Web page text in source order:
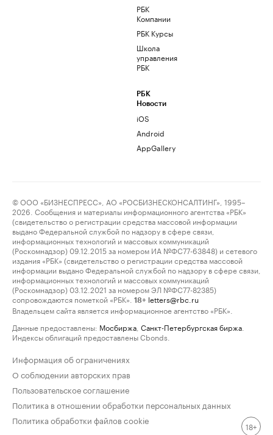
РБК
Компании
РБК Курсы
Школа
управления
РБК
РБК
Новости
iOS
Android
AppGallery
© ООО «БИЗНЕСПРЕСС», АО «РОСБИЗНЕСКОНСАЛТИНГ», 1995–
2026. Сообщения и материалы информационного агентства «РБК»
(свидетельство о регистрации средства массовой информации
выдано Федеральной службой по надзору в сфере связи,
информационных технологий и массовых коммуникаций
(Роскомнадзор) 09.12.2015 за номером ИА №ФС77-63848) и сетевого
издания «РБК» (свидетельство о регистрации средства массовой
информации выдано Федеральной службой по надзору в сфере связи,
информационных технологий и массовых коммуникаций
(Роскомнадзор) 03.12.2021 за номером ЭЛ №ФС77-82385)
сопровождаются пометкой «РБК».
18+ letters@rbc.ru
Владельцем сайта является информационное агентство «РБК».
Данные предоставлены: Мосбиржа Санкт-Петербургская биржа
Индексы облигаций предоставлены Cbonds.
Информация об ограничениях
О соблюдении авторских прав
Пользовательское соглашение
Политика в отношении обработки персональных данных
Политика обработки файлов cookie
18+